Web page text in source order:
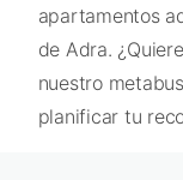
apartamentos
de Adra.
nuestro
planificar tu